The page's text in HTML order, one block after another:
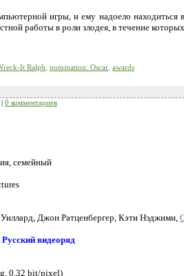
игры, и ему надоело находиться
работы в роли злодея, в течение
It Ralph nomination: Oscar awards
0 комментариев
семейный
Джон Ратценбергер, Кэти Нэджими,
Русский видеоряд
0.32 bit/pixel)